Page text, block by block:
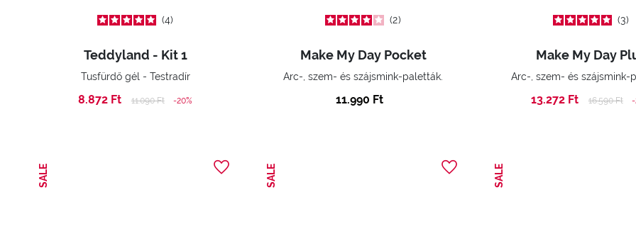
4
Teddyland - Kit 1
Tusfürdő gél - Testradír
8.872 Ft Price reduced from
11.090 Ftto -20%
2
Make My Day Pocket
Arc-, szem- és szájsmink-paletták.
11.990 Ft
3
Make My Day
Arc-, szem- és szájsmink-
13.272 Ft Price
16.590 Ftto -
SALE SALE SALE